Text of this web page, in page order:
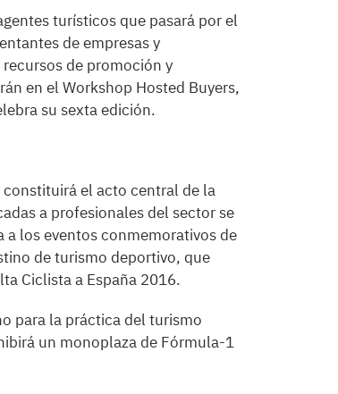
turísticos que pasará por el
de empresas y
de promoción y
en el Workshop Hosted Buyers,
su sexta edición.
constituirá el acto central de la
a profesionales del sector se
a los eventos conmemorativos de
de turismo deportivo, que
Ciclista a España 2016.
para la práctica del turismo
un monoplaza de Fórmula-1